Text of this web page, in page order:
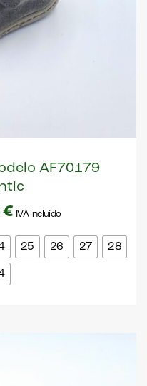
AF70179
€ IVA incluído
25 26 27 28